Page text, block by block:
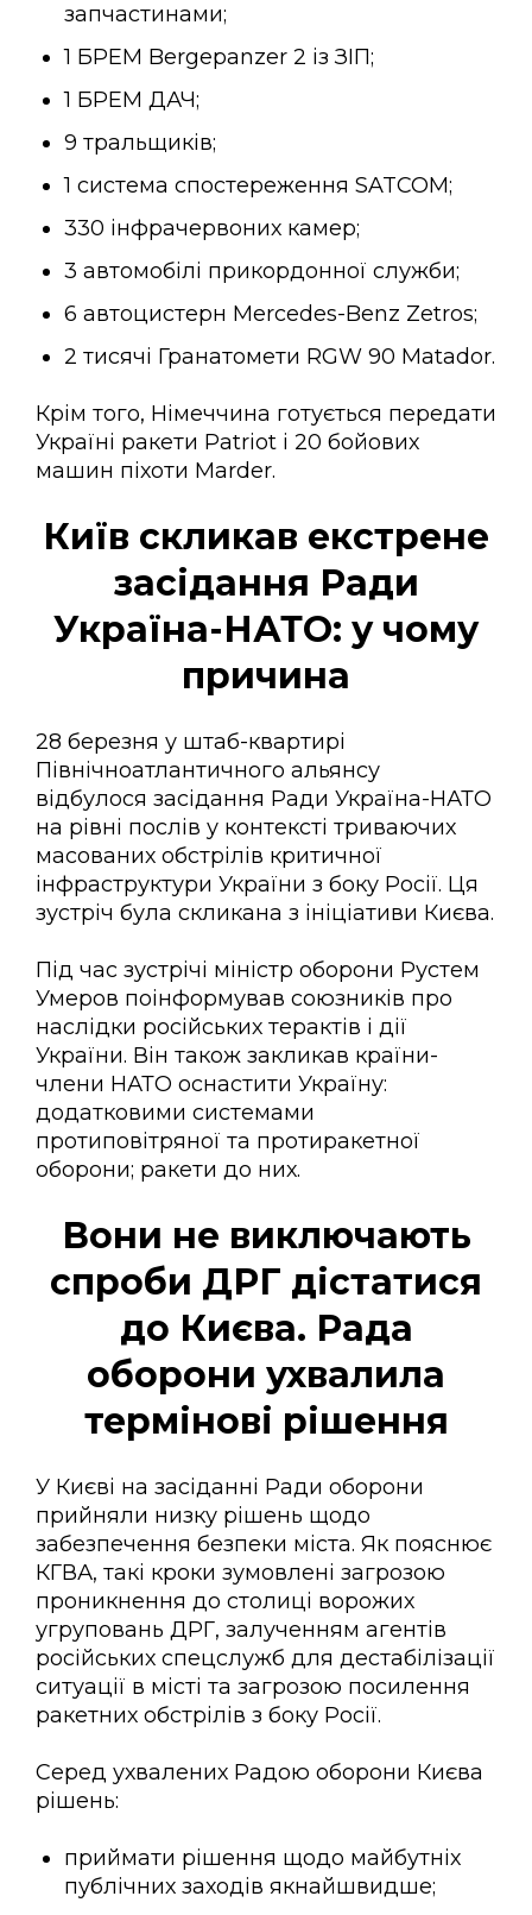
запчастинами;
1 БРЕМ Bergepanzer 2 із ЗІП;
1 БРЕМ ДАЧ;
9 тральщиків;
1 система спостереження SATCOM;
330 інфрачервоних камер;
3 автомобілі прикордонної служби;
6 автоцистерн Mercedes-Benz Zetros;
2 тисячі Гранатомети RGW 90 Matador.
Крім того, Німеччина готується передати
Україні ракети Patriot і 20 бойових
машин піхоти Marder.
Київ скликав екстрене
засідання Ради
Україна-НАТО: у чому
причина
28 березня у штаб-квартирі
Північноатлантичного альянсу
відбулося засідання Ради Україна-НАТО
на рівні послів у контексті триваючих
масованих обстрілів критичної
інфраструктури України з боку Росії. Ця
зустріч була скликана з ініціативи Києва.
Під час зустрічі міністр оборони Рустем
Умеров поінформував союзників про
наслідки російських терактів і дії
України. Він також закликав країни-
члени НАТО оснастити Україну:
додатковими системами
протиповітряної та протиракетної
оборони; ракети до них.
Вони не виключають
спроби ДРГ дістатися
до Києва. Рада
оборони ухвалила
термінові рішення
У Києві на засіданні Ради оборони
прийняли низку рішень щодо
забезпечення безпеки міста. Як пояснює
КГВА, такі кроки зумовлені загрозою
проникнення до столиці ворожих
угруповань ДРГ, залученням агентів
російських спецслужб для дестабілізації
ситуації в місті та загрозою посилення
ракетних обстрілів з боку Росії.
Серед ухвалених Радою оборони Києва
рішень:
приймати рішення щодо майбутніх
публічних заходів якнайшвидше;